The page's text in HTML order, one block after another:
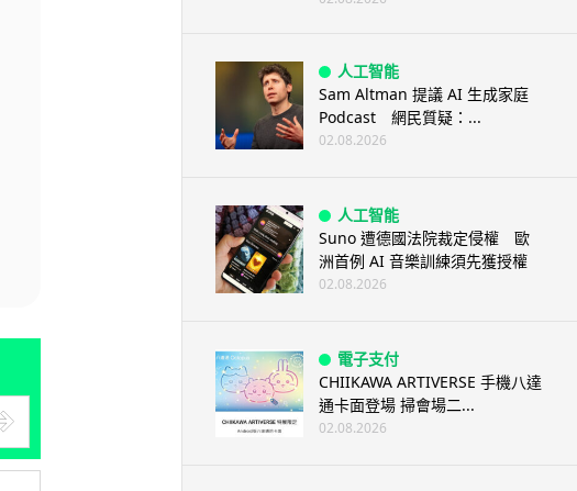
人工智能
Sam Altman 提議 AI 生成家庭
Podcast 網民質疑：...
02.08.2026
人工智能
Suno 遭德國法院裁定侵權 歐
洲首例 AI 音樂訓練須先獲授權
02.08.2026
電子支付
CHIIKAWA ARTIVERSE 手機八達
通卡面登場 掃會場二...
02.08.2026